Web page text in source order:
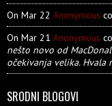
On Mar 22 Anonymous
On Mar 21 Anonymous
nešto novo od
očekivanja velika.
SRODNI BLOGOVI